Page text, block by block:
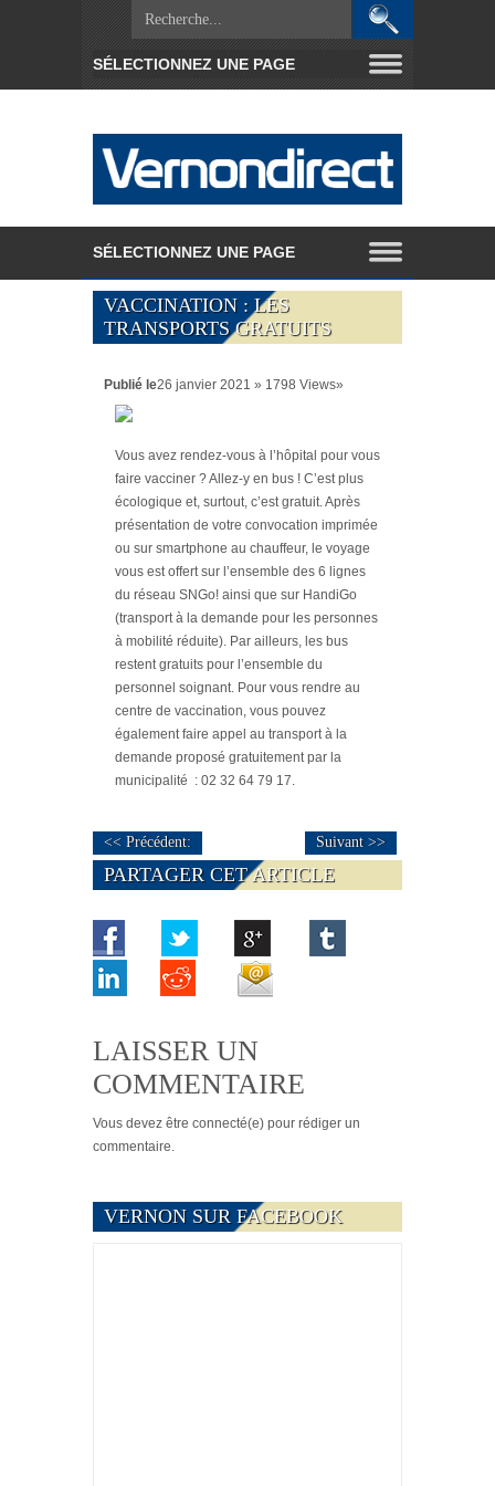
VACCINATION : LES
TRANSPORTS GRATUITS
Publié le26 janvier 2021 » 1798 Views»
Vous avez rendez-vous à l’hôpital pour vous
faire vacciner ? Allez-y en bus ! C’est plus
écologique et, surtout, c’est gratuit. Après
présentation de votre convocation imprimée
ou sur smartphone au chauffeur, le voyage
vous est offert sur l’ensemble des 6 lignes
du réseau SNGo! ainsi que sur HandiGo
(transport à la demande pour les personnes
à mobilité réduite). Par ailleurs, les bus
restent gratuits pour l’ensemble du
personnel soignant. Pour vous rendre au
centre de vaccination, vous pouvez
également faire appel au transport à la
demande proposé gratuitement par la
municipalité : 02 32 64 79 17.
<< Précédent: Suivant >>
PARTAGER CET ARTICLE
LAISSER UN
COMMENTAIRE
Vous devez être connecté(e) pour rédiger un
commentaire.
VERNON SUR FACEBOOK